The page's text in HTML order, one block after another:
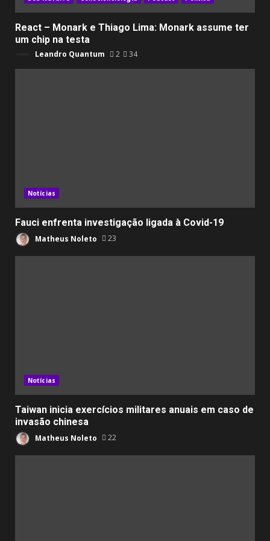
React – Monark e Thiago Lima: Monark assume ter
um chip na testa
Leandro Quantum 2 34
Notícias
Fauci enfrenta investigação ligada à Covid-19
Matheus Noleto 23
Notícias
Taiwan inicia exercícios militares anuais em caso de
invasão chinesa
Matheus Noleto 22